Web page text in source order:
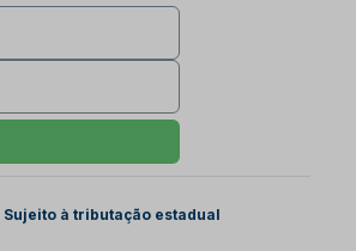
Sujeito à tributação estadual